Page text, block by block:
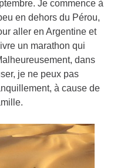
Je commence à
en dehors du Pérou,
aller en Argentine et
un marathon qui
dans
je ne peux pas
à cause de